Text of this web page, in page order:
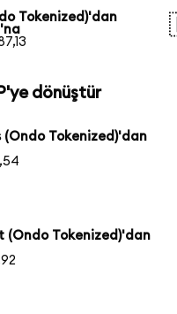
Tokenized)'dan
dönüştür
(Ondo Tokenized)'dan
(Ondo Tokenized)'dan